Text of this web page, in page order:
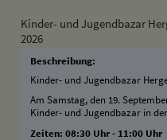
Kinder- und Jugendbazar
2026
Beschreibung:
Kinder- und Jugendbazar
Am Samstag, den 19.
Kinder- und Jugendbazar in
Zeiten: 08:30 Uhr - 11:00 Uhr